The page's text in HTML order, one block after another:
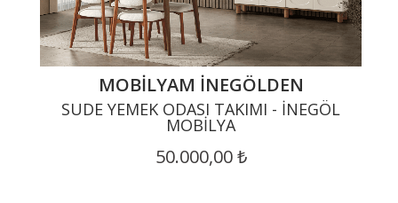
MOBILYAM İNEGÖLDEN
SUDE YEMEK ODASI TAKIMI - İNEGÖL
MOBILYA
50.000,00 ₺